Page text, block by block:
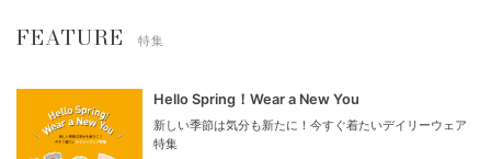
FEATURE 特集
Hello Spring！Wear a New You
新しい季節は気分も新たに！今すぐ着たいデイリーウェア
特集